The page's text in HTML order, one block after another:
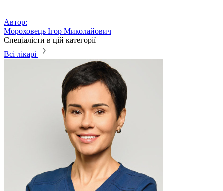
Автор:
Мороховець Ігор Миколайович
Спеціалісти в цій категорії
Всі лікарі